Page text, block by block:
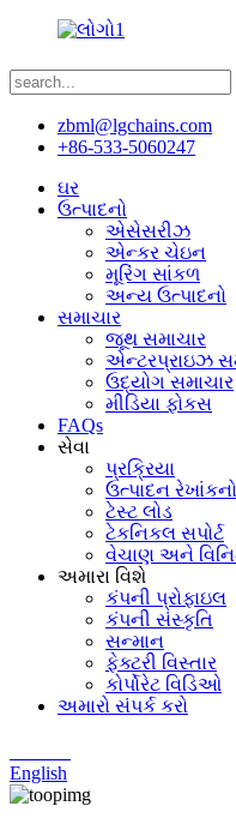
zbml@lgchains.com
+86-533-5060247
ઘર
ઉત્પાદનો
એસેસરીઝ
એન્કર ચેઇન
મૂરિંગ સાંકળ
અન્ય ઉત્પાદનો
સમાચાર
જૂથ સમાચાર
એન્ટરપ્રાઇઝ
ઉદ્યોગ સમાચાર
મીડિયા ફોકસ
FAQs
સેવા
પ્રક્રિયા
ઉત્પાદન રેખાંકનો
ટેસ્ટ લોડ
ટેકનિકલ સપોર્ટ
વેચાણ અને
અમારા વિશે
કંપની પ્રોફાઇલ
કંપની સંસ્કૃતિ
સન્માન
ફેક્ટરી વિસ્તાર
કોર્પોરેટ વિડિઓ
અમારો સંપર્ક કરો
English